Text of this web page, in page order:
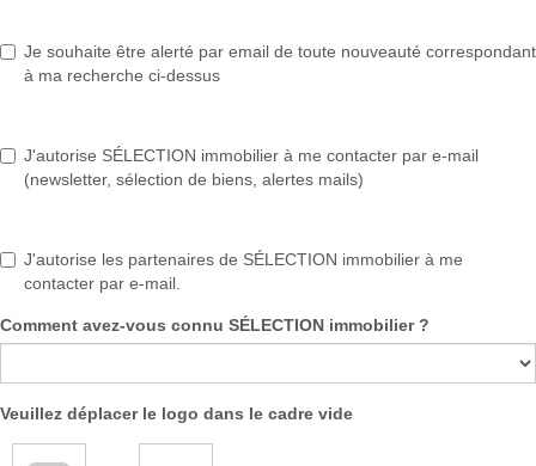
Je souhaite être alerté par email de toute nouveauté correspondant
à ma recherche ci-dessus
J'autorise SÉLECTION immobilier à me contacter par e-mail
(newsletter, sélection de biens, alertes mails)
J'autorise les partenaires de SÉLECTION immobilier à me
contacter par e-mail.
Comment avez-vous connu SÉLECTION immobilier ?
Veuillez déplacer le logo dans le cadre vide